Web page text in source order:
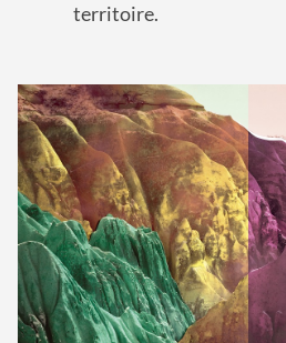
territoire.